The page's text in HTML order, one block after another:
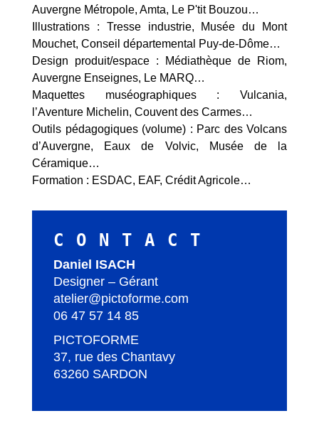
Auvergne Métropole, Amta, Le P'tit Bouzou…
Illustrations : Tresse industrie, Musée du Mont
Mouchet, Conseil départemental Puy-de-Dôme…
Design produit/espace : Médiathèque de Riom,
Auvergne Enseignes, Le MARQ…
Maquettes muséographiques : Vulcania,
l’Aventure Michelin, Couvent des Carmes…
Outils pédagogiques (volume) : Parc des Volcans
d’Auvergne, Eaux de Volvic, Musée de la
Céramique…
Formation : ESDAC, EAF, Crédit Agricole…
CONTACT
Daniel ISACH
Designer – Gérant
atelier@pictoforme.com
06 47 57 14 85
PICTOFORME
37, rue des Chantavy
63260 SARDON